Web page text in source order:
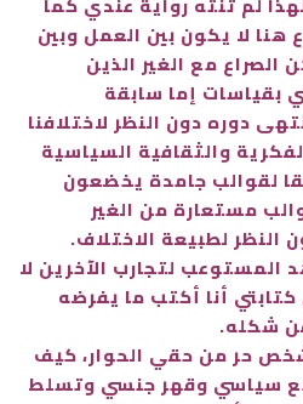
هنا لا يكون بين العمل وبين
مع الغير الذين
بقياسات إما سابقة
دوره دون النظر لاختلافنا
والثقافية السياسية
لقوالب جامدة يخضعون
مستعارة من الغير
لطبيعة الاختلاف.
لتجارب الآخرين لا
كتابتي أنا أكتب ما يفرضه
شكله.
حر من حقي الحوار، كيف
سياسي وقهر جنسي وتسلط